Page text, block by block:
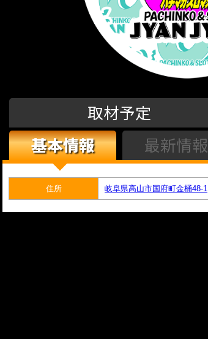
取材予定
基本情報
最新情報
住所 岐阜県高山市国府町金桶48-1